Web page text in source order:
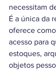
necessitam
É a única da
oferece
acesso para
estoques,
objetos